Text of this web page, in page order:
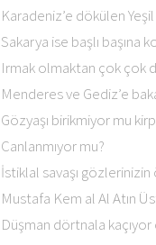
Karadeniz’e dökülen
Sakarya ise başlı başına
Irmak olmaktan çok çok
Menderes ve Gediz’e
Gözyaşı birikmiyor mu
Canlanmıyor mu?
İstiklal savaşı
Mustafa Kem al Al Atın
Düşman dörtnala